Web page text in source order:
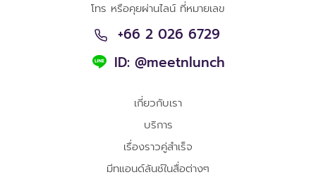
โทร หรือคุยผ่านไลน์ ที่หมายเลข
+66 2 026 6729
ID: @meetnlunch
เกี่ยวกับเรา
บริการ
เรื่องราวคู่สำเร็จ
มีทแอนด์ลันช์ในสื่อต่างๆ